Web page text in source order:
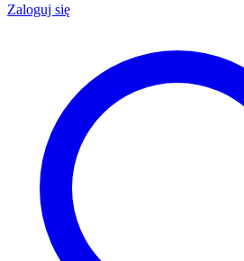
Zaloguj się